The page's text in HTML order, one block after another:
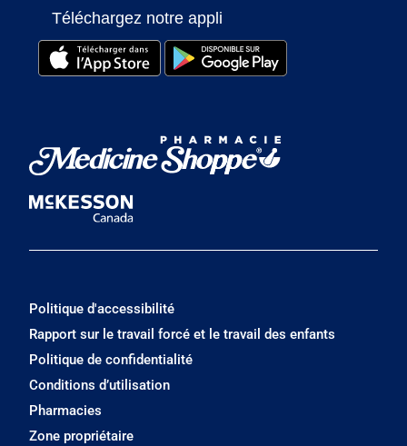
Téléchargez notre appli
Politique d'accessibilité
Rapport sur le travail forcé et le travail des enfants
Politique de confidentialité
Conditions d’utilisation
Pharmacies
Zone propriétaire